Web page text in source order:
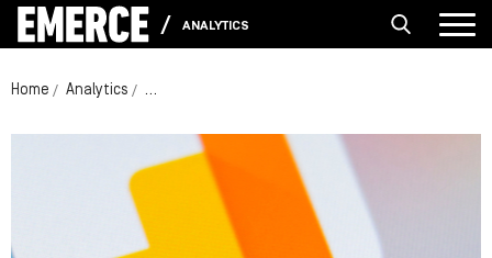
ANALYTICS
Home Analytics Checklist: vijf veelgemaakte Google Analytics-